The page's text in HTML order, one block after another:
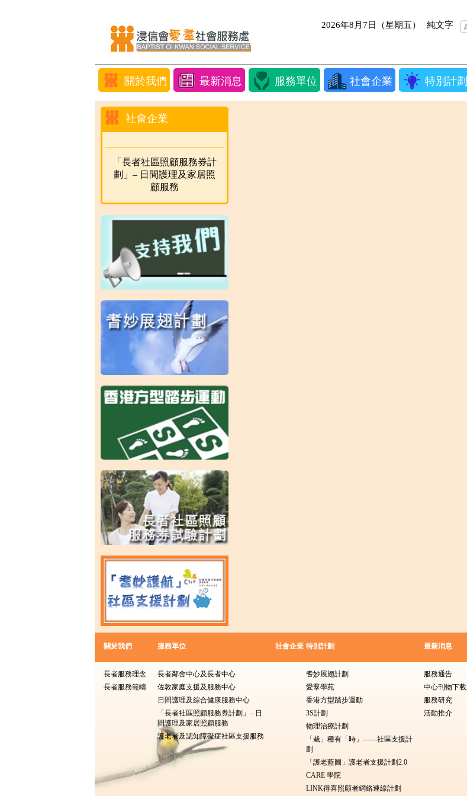
2026年8月7日（星期五） 純文字
關於我們 最新消息 服務單位 社會企業 特別計劃
社會企業
「長者社區照顧服務券計
劃」– 日間護理及家居照
顧服務
關於我們
長者服務理念
長者服務範疇
服務單位
長者鄰舍中心及長者中心
佐敦家庭支援及服務中心
日間護理及綜合健康服務中心
「長者社區照顧服務券計劃」– 日
間護理及家居照顧服務
護老者及認知障礙症社區支援服務
社會企業 特別計劃
耆妙展翅計劃
愛羣學苑
香港方型踏步運動
3S計劃
物理治療計劃
「栽」種有「時」——社區支援計
劃
「護老藍圖」護老者支援計劃2.0
CARE 學院
LINK得喜照顧者網絡連線計劃
最新消息
服務通告
中心刊物下載
服務研究
活動推介